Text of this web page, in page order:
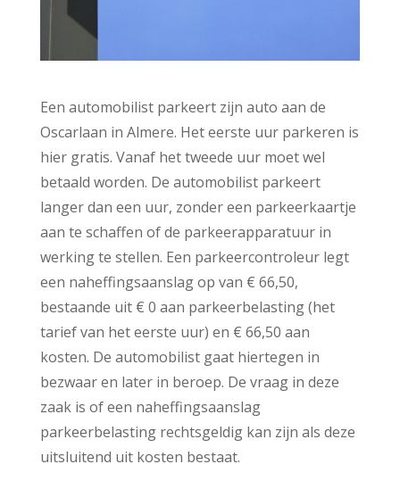
Een automobilist parkeert zijn auto aan de
Oscarlaan in Almere. Het eerste uur parkeren is
hier gratis. Vanaf het tweede uur moet wel
betaald worden. De automobilist parkeert
langer dan een uur, zonder een parkeerkaartje
aan te schaffen of de parkeerapparatuur in
werking te stellen. Een parkeercontroleur legt
een naheffingsaanslag op van € 66,50,
bestaande uit € 0 aan parkeerbelasting (het
tarief van het eerste uur) en € 66,50 aan
kosten. De automobilist gaat hiertegen in
bezwaar en later in beroep. De vraag in deze
zaak is of een naheffingsaanslag
parkeerbelasting rechtsgeldig kan zijn als deze
uitsluitend uit kosten bestaat.